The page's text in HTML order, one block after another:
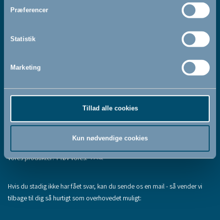
Præferencer
Statistik
Marketing
Tillad alle cookies
Kun nødvendige cookies
læst og accepteret vores
Cookiepolitik
Tilmeld
Fandt du ikke den information, du søgte, eller har du flere spørgsmål til
vores produkter? Prøv vores:FAQ
Hvis du stadig ikke har fået svar, kan du sende os en mail - så vender vi
tilbage til dig så hurtigt som overhovedet muligt: